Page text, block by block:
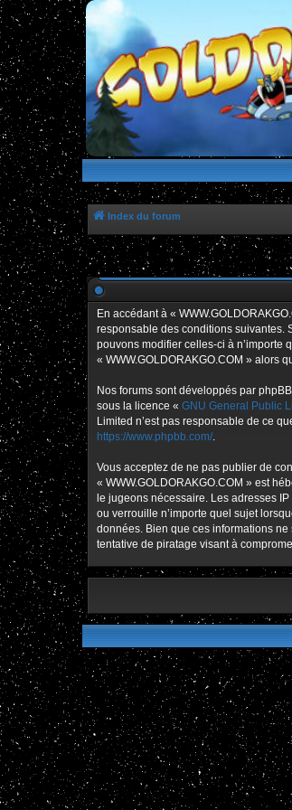
le site de la Lune Rouge
Index du forum
En accédant à «
responsable des conditions suivantes.
pouvons modifier celles-ci à n’importe
« WWW.GOLDORAKGO.COM » alors
Nos forums sont développés par
sous la licence « GNU General Public
Limited n’est pas responsable de ce
https://www.phpbb.com/.
Vous acceptez de ne pas publier de
« WWW.GOLDORAKGO.COM » est
le jugeons nécessaire. Les adresses
ou verrouille n’importe quel sujet
données. Bien que ces informations
tentative de piratage visant à